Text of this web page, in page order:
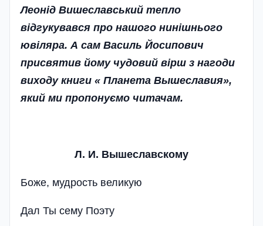
Леонід Вишеславський тепло
відгукувався про нашого нинішнього
ювіляра. А сам Василь Йосипович
присвятив йому чудовий вірш з нагоди
виходу книги « Планета Вышеславия»,
який ми пропонуємо читачам.
Л. И. Вышеславскому
Боже, мудрость великую
Дал Ты сему Поэту